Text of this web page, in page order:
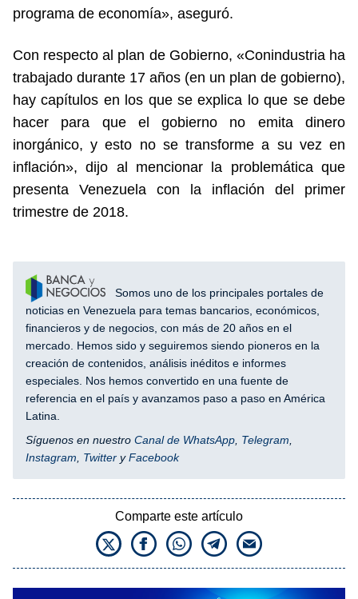
programa de economía», aseguró.
Con respecto al plan de Gobierno, «Conindustria ha
trabajado durante 17 años (en un plan de gobierno),
hay capítulos en los que se explica lo que se debe
hacer para que el gobierno no emita dinero
inorgánico, y esto no se transforme a su vez en
inflación», dijo al mencionar la problemática que
presenta Venezuela con la inflación del primer
trimestre de 2018.
Somos uno de los principales portales de
noticias en Venezuela para temas bancarios, económicos,
financieros y de negocios, con más de 20 años en el
mercado. Hemos sido y seguiremos siendo pioneros en la
creación de contenidos, análisis inéditos e informes
especiales. Nos hemos convertido en una fuente de
referencia en el país y avanzamos paso a paso en América
Latina.
Síguenos en nuestro Canal de WhatsApp, Telegram,
Instagram, Twitter yFacebook
Comparte este artículo